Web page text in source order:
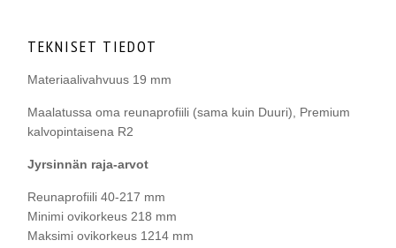
TEKNISET TIEDOT
Materiaalivahvuus 19 mm
Maalatussa oma reunaprofiili (sama kuin Duuri), Premium
kalvopintaisena R2
Jyrsinnän raja-arvot
Reunaprofiili 40-217 mm
Minimi ovikorkeus 218 mm
Maksimi ovikorkeus 1214 mm